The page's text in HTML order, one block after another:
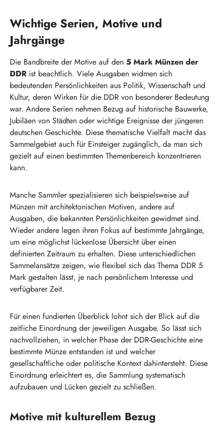
Wichtige Serien, Motive und
Jahrgänge
Die Bandbreite der Motive auf den 5 Mark Münzen der
DDR ist beachtlich. Viele Ausgaben widmen sich
bedeutenden Persönlichkeiten aus Politik, Wissenschaft und
Kultur, deren Wirken für die DDR von besonderer Bedeutung
war. Andere Serien nehmen Bezug auf historische Bauwerke,
Jubiläen von Städten oder wichtige Ereignisse der jüngeren
deutschen Geschichte. Diese thematische Vielfalt macht das
Sammelgebiet auch für Einsteiger zugänglich, da man sich
gezielt auf einen bestimmten Themenbereich konzentrieren
kann.
Manche Sammler spezialisieren sich beispielsweise auf
Münzen mit architektonischen Motiven, andere auf
Ausgaben, die bekannten Persönlichkeiten gewidmet sind.
Wieder andere legen ihren Fokus auf bestimmte Jahrgänge,
um eine möglichst lückenlose Übersicht über einen
definierten Zeitraum zu erhalten. Diese unterschiedlichen
Sammelansätze zeigen, wie flexibel sich das Thema DDR 5
Mark gestalten lässt, je nach persönlichem Interesse und
verfügbarer Zeit.
Für einen fundierten Überblick lohnt sich der Blick auf die
zeitliche Einordnung der jeweiligen Ausgabe. So lässt sich
nachvollziehen, in welcher Phase der DDR-Geschichte eine
bestimmte Münze entstanden ist und welcher
gesellschaftliche oder politische Kontext dahintersteht. Diese
Einordnung erleichtert es, die Sammlung systematisch
aufzubauen und Lücken gezielt zu schließen.
Motive mit kulturellem Bezug